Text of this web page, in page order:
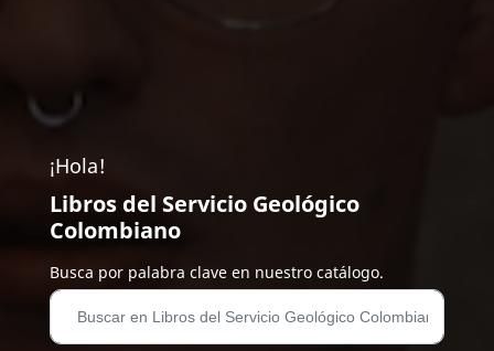
¡Hola!
Libros del Servicio Geológico
Colombiano
Busca por palabra clave en nuestro catálogo.